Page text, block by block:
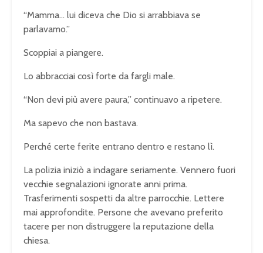
“Mamma… lui diceva che Dio si arrabbiava se
parlavamo.”
Scoppiai a piangere.
Lo abbracciai così forte da fargli male.
“Non devi più avere paura,” continuavo a ripetere.
Ma sapevo che non bastava.
Perché certe ferite entrano dentro e restano lì.
La polizia iniziò a indagare seriamente. Vennero fuori
vecchie segnalazioni ignorate anni prima.
Trasferimenti sospetti da altre parrocchie. Lettere
mai approfondite. Persone che avevano preferito
tacere per non distruggere la reputazione della
chiesa.